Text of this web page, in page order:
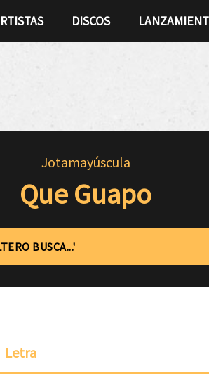
DISCOS
Jotamayúscula
Que Guapo
BUSCA...'
Letra